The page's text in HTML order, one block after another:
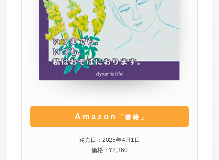
Amazon 「書籍」
発売日：2025年4月1日
価格：¥2,360